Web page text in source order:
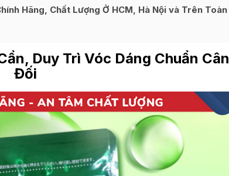
Hãng, Chất Lượng Ở HCM, Hà Nội và Trên Toàn
Duy Trì Vóc Dáng Chuẩn Cân
Đối